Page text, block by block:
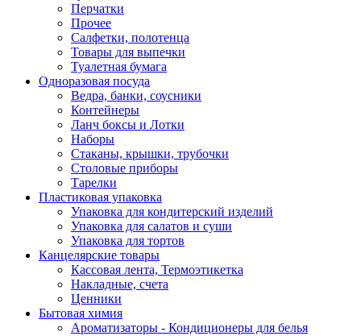
Перчатки
Прочее
Салфетки, полотенца
Товары для выпечки
Туалетная бумага
Одноразовая посуда
Ведра, банки, соусники
Контейнеры
Ланч боксы и Лотки
Наборы
Стаканы, крышки, трубочки
Столовые приборы
Тарелки
Пластиковая упаковка
Упаковка для кондитерский изделий
Упаковка для салатов и суши
Упаковка для тортов
Канцелярские товары
Кассовая лента, Термоэтикетка
Накладные, счета
Ценники
Бытовая химия
Ароматизаторы - Кондиционеры для белья